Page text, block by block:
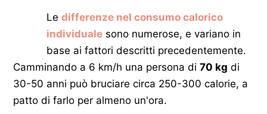
Le differenze nel consumo calorico
individuale sono numerose, e variano in
base ai fattori descritti precedentemente.
Camminando a 6 km/h una persona di 70 kg di
30-50 anni può bruciare circa 250-300 calorie, a
patto di farlo per almeno un'ora.